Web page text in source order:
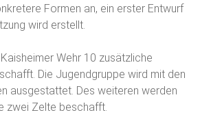
Formen an, ein erster Entwurf
wird erstellt.
Wehr 10 zusätzliche
Die Jugendgruppe wird mit den
ausgestattet. Des weiteren werden
zwei Zelte beschafft.